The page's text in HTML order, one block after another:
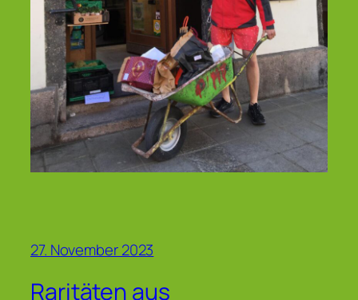
27. November 2023
Raritäten aus